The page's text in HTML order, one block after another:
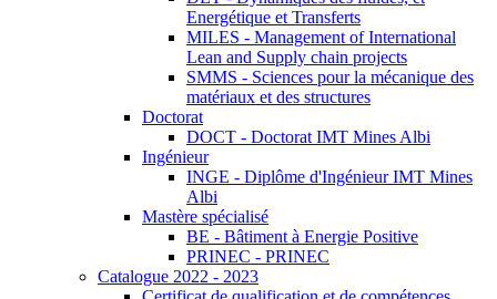
Energétique et Transferts
MILES - Management of International
Lean and Supply chain projects
SMMS - Sciences pour la mécanique des
matériaux et des structures
Doctorat
DOCT - Doctorat IMT Mines Albi
Ingénieur
INGE - Diplôme d'Ingénieur IMT Mines
Albi
Mastère spécialisé
BE - Bâtiment à Energie Positive
PRINEC - PRINEC
Catalogue 2022 - 2023